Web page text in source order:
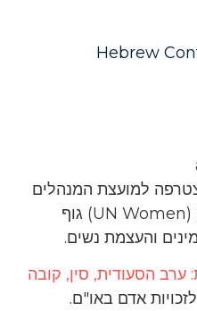
Hebrew
למועצת המנהלים
של ארגון הנשים של האו"ם (UN Women) גוף
והעצמת נשים.
הסעודית, סין, קובה
אדם באו"ם.